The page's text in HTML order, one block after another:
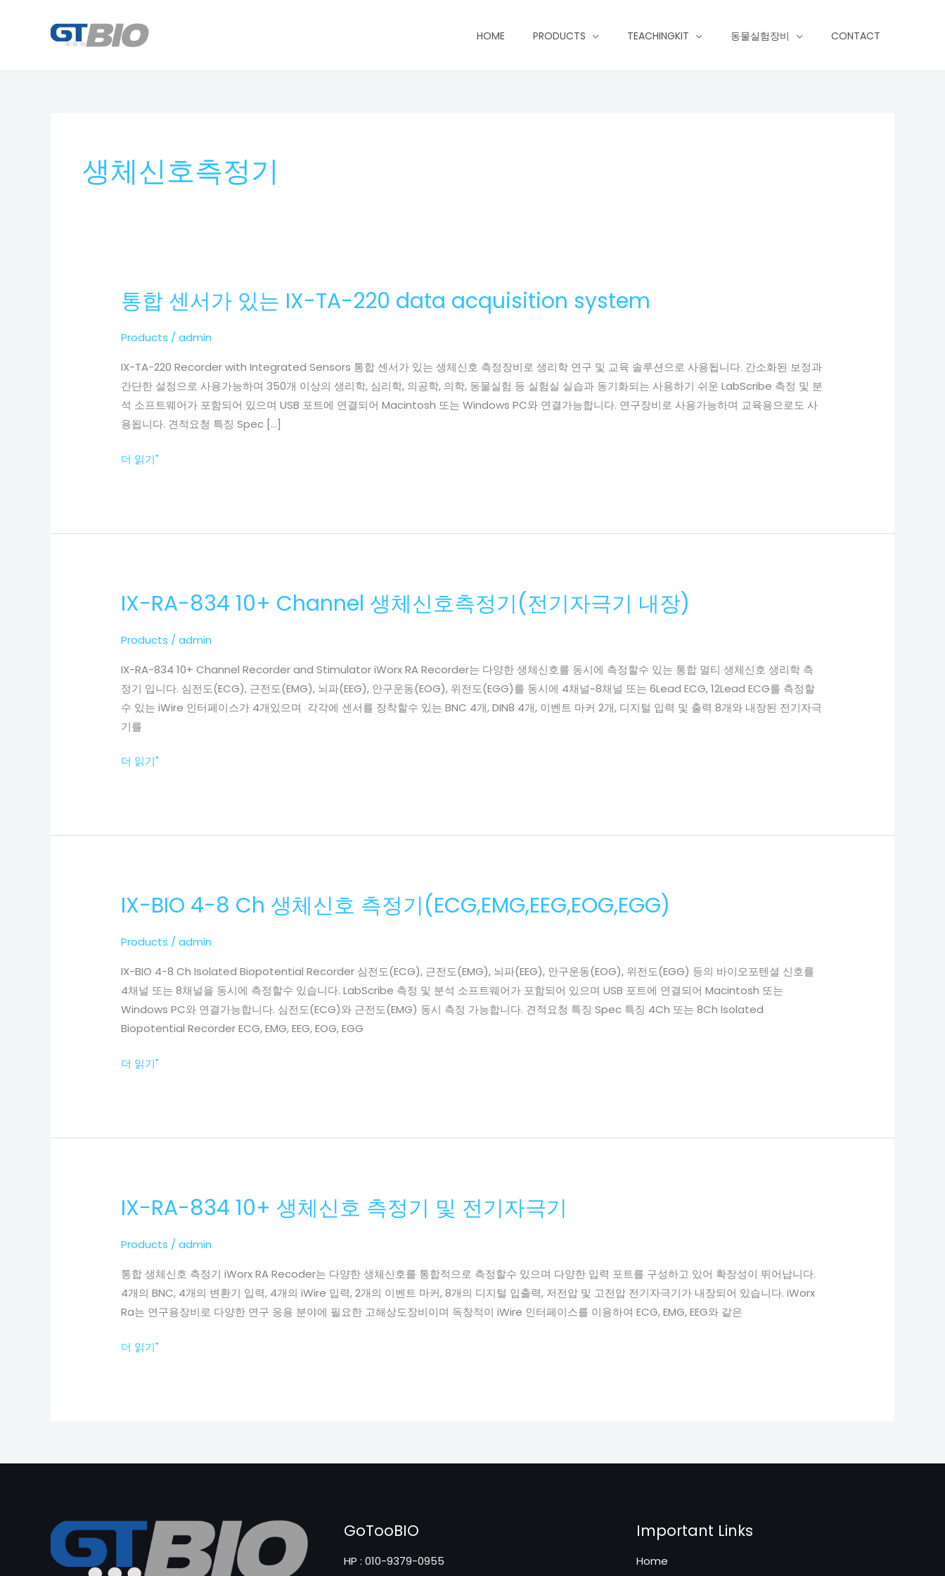
HOME PRODUCTS TEACHINGKIT 동물실험장비 CONTACT
생체신호측정기
통합 센서가 있는 IX-TA-220 data acquisition system
Products /admin
IX-TA-220 Recorder with Integrated Sensors 통합 센서가 있는 생체신호 측정장비로 생리학 연구 및 교육 솔루션으로 사용됩니다. 간소화된 보정과
간단한 설정으로 사용가능하며 350개 이상의 생리학, 심리학, 의공학, 의학, 동물실험 등 실험실 실습과 동기화되는 사용하기 쉬운 LabScribe 측정 및 분
석 소프트웨어가 포함되어 있으며 USB 포트에 연결되어 Macintosh 또는 Windows PC와 연결가능합니다. 연구장비로 사용가능하며 교육용으로도 사
용됩니다. 견적요청 특징 Spec […]
통
합
센
가
있
는
IX-
220
더 읽기"
IX-RA-834 10+ Channel 생체신호측정기(전기자극기 내장)
Products /admin
IX-RA-834 10+ Channel Recorder and Stimulator iWorx RA Recorder는 다양한 생체신호를 동시에 측정할수 있는 통합 멀티 생체신호 생리학 측
정기 입니다. 심전도(ECG), 근전도(EMG), 뇌파(EEG), 안구운동(EOG), 위전도(EGG)를 동시에 4채널~8채널 또는 6Lead ECG, 12Lead ECG를 측정할
수 있는 iWire 인터페이스가 4개있으며 각각에 센서를 장착할수 있는 BNC 4개, DIN8 4개, 이벤트 마커 2개, 디지털 입력 및 출력 8개와 내장된 전기자극
기를
IX-
834
Channel
생
체
신
측
기
장)
더 읽기"
IX-BIO 4-8 Ch 생체신호 측정기(ECG,EMG,EEG,EOG,EGG)
Products /admin
IX-BIO 4-8 Ch Isolated Biopotential Recorder 심전도(ECG), 근전도(EMG), 뇌파(EEG), 안구운동(EOG), 위전도(EGG) 등의 바이오포텐셜 신호를
4채널 또는 8채널을 동시에 측정할수 있습니다. LabScribe 측정 및 분석 소프트웨어가 포함되어 있으며 USB 포트에 연결되어 Macintosh 또는
Windows PC와 연결가능합니다. 심전도(ECG)와 근전도(EMG) 동시 측정 가능합니다. 견적요청 특징 Spec 특징 4Ch 또는 8Ch Isolated
Biopotential Recorder ECG, EMG, EEG, EOG, EGG
IX-
4-
Ch
생
체
신
측
더 읽기"
IX-RA-834 10+ 생체신호 측정기 및 전기자극기
Products /admin
통합 생체신호 측정기 iWorx RA Recoder는 다양한 생체신호를 통합적으로 측정할수 있으며 다양한 입력 포트를 구성하고 있어 확장성이 뛰어납니다.
4개의 BNC, 4개의 변환기 입력, 4개의 iWire 입력, 2개의 이벤트 마커, 8개의 디지털 입출력, 저전압 및 고전압 전기자극기가 내장되어 있습니다. iWorx
Ra는 연구용장비로 다양한 연구 응용 분야에 필요한 고해상도장비이며 독창적이 iWire 인터페이스를 이용하여 ECG, EMG, EEG와 같은
IX-
834
생
체
신
측
더 읽기"
GoTooBIO
HP : 010-9379-0955
Important Links
Home